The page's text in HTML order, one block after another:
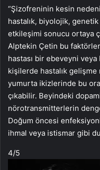
“Şizofreninin kesin
hastalık, biyolojik,
etkileşimi sonucu ortaya
Alptekin Çetin bu
hastası bir ebeveyni veya
kişilerde hastalık gelişme
yumurta ikizlerinde bu
çıkabilir. Beyindeki
nörotransmitterlerin
Doğum öncesi
ihmal veya istismar gibi
4/5